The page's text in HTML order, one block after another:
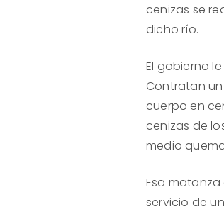
cenizas se
dicho río.
El gobierno
Contratan
cuerpo en
cenizas de
medio
Esa
servicio de